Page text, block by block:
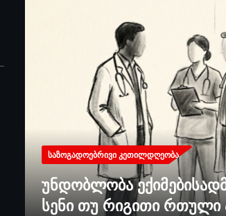
ᲡᲐᲖᲝᲒᲐᲓᲝᲔᲑᲠᲘᲕᲘ ᲙᲔᲗᲘᲚᲓᲦᲔᲝᲑᲐ
უნდობლობა
სენი თუ რიგითი რთული